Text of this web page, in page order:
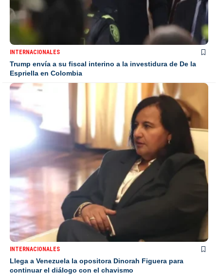
INTERNACIONALES
Trump envía a su fiscal interino a la investidura de De la
Espriella en Colombia
INTERNACIONALES
Llega a Venezuela la opositora Dinorah Figuera para
continuar el diálogo con el chavismo